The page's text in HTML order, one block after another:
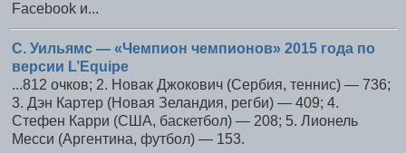
Facebook и...
C. Уильямс — «Чемпион чемпионов» 2015 года по
версии L’Equipe
...812 очков; 2. Новак Джокович (Сербия, теннис) — 736;
3. Дэн Картер (Новая Зеландия, регби) — 409; 4.
Стефен Карри (США, баскетбол) — 208; 5. Лионель
Месси (Аргентина, футбол) — 153.